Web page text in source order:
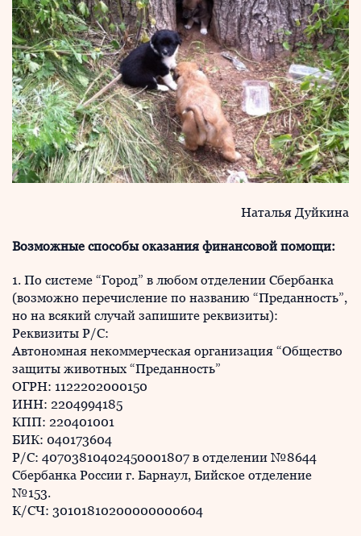
Наталья Дуйкина
Возможные способы оказания финансовой помощи:
1. По системе “Город” в любом отделении Сбербанка
(возможно перечисление по названию “Преданность”,
но на всякий случай запишите реквизиты):
Реквизиты Р/С:
Автономная некоммерческая организация “Общество
защиты животных “Преданность”
ОГРН: 1122202000150
ИНН: 2204994185
КПП: 220401001
БИК: 040173604
Р/С: 40703810402450001807 в отделении №8644
Сбербанка России г. Барнаул, Бийское отделение
№153.
К/СЧ: 30101810200000000604